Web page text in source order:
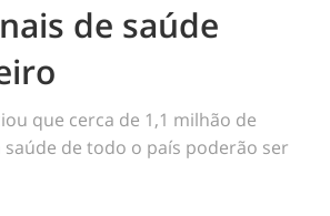
de saúde
que cerca de 1,1 milhão de
de todo o país poderão ser